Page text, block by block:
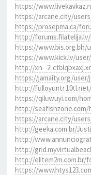
https://
https://arcane.city/
https://prosepma.ca/
http://forums.filatelija.lv/
https://www.bis.org.bh/
https://www.kick.lv/
http://xn--2-
https://jamaity.org/
http://fulloyuntr.10tl.net/
https://qiluwuyi.com/
http://seafishzone.com/
https://arcane.city/
http://geeka.com.br/
http://
http://
http://elitem2m.com.br/
https://